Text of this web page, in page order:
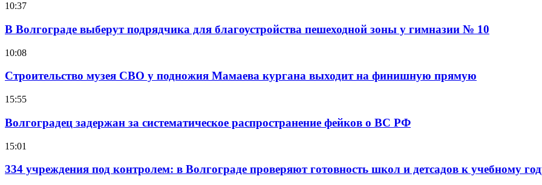
10:37
В Волгограде выберут подрядчика для благоустройства пешеходной зоны у гимназии № 10
10:08
Строительство музея СВО у подножия Мамаева кургана выходит на финишную прямую
15:55
Волгоградец задержан за систематическое распространение фейков о ВС РФ
15:01
334 учреждения под контролем: в Волгограде проверяют готовность школ и детсадов к учебному